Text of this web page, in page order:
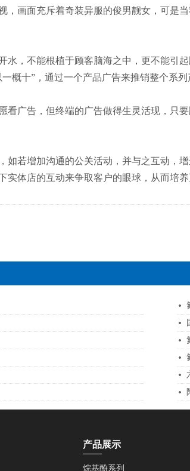
画面充斥着奇装异服的俊男靓女，可是
，不能根植于顾客脑海之中，更不能引
概十”，通过一个产品广告来推销整个系列
广告，但终端的广告做得生灵活现，只
若增加沟通的公关活动，并与之互动，
体店的互动来争取客户的眼球，从而培养
产品展示
烷基酚系列